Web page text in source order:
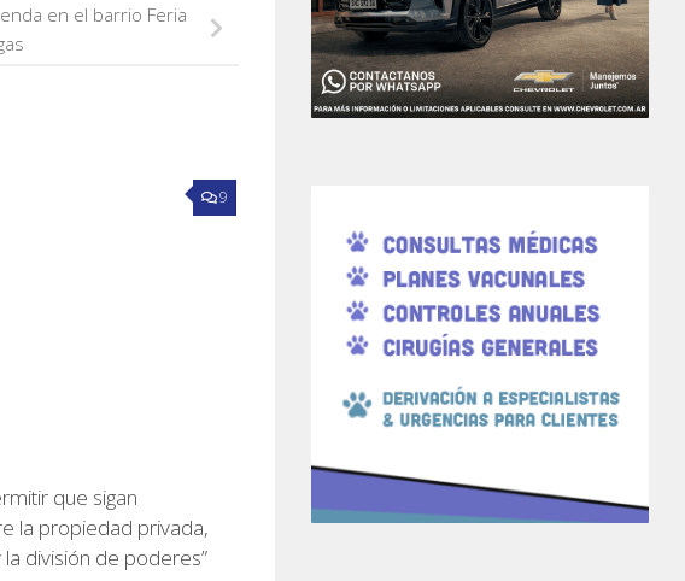
en el barrio Feria
9
que sigan
la propiedad privada,
la división de poderes”